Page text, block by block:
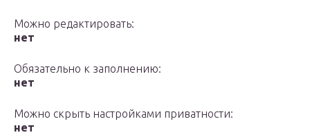
Можно редактировать:
нет
Обязательно к заполнению:
нет
Можно скрыть настройками приватности:
нет